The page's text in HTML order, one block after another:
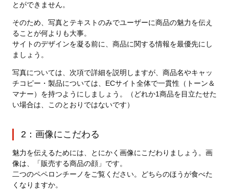
とができません。
そのため、写真とテキストのみでユーザーに商品の魅力を伝え
ることが何よりも大事。
サイトのデザインを凝る前に、商品に関する情報を最優先にし
ましょう。
写真については、次項で詳細を説明しますが、商品名やキャッ
チコピー・製品については、ECサイト全体で一貫性（トーン＆
マナー）を持つようにしましょう。（どれか1商品を目立たせた
い場合は、このとおりではないです）
2：画像にこだわる
魅力を伝えるためには、とにかく画像にこだわりましょう。画
像は、「販売する商品の顔」です。
二つのペペロンチーノをご覧ください。どちらのほうが食べた
くなりますか。